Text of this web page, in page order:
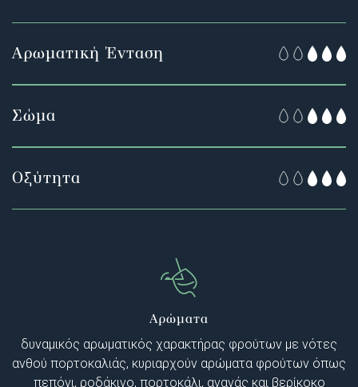
Αρωματική Ένταση
Σώμα
Οξύτητα
Αρώματα
δυναμικός αρωματικός χαρακτήρας φρούτων με νότες
ανθού πορτοκαλιάς, κυριαρχούν αρώματα φρούτων όπως
πεπόνι, ροδάκινο, πορτοκάλι, ανανάς και βερίκοκο